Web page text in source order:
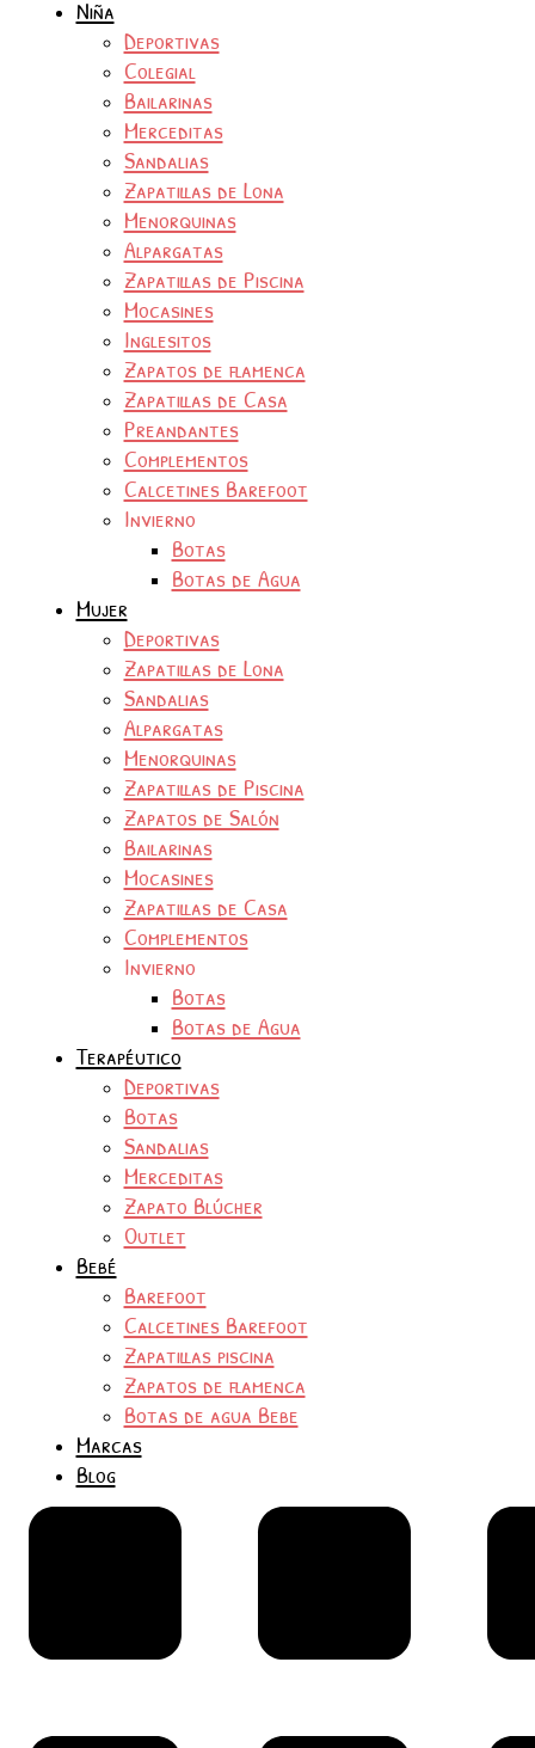
Niña
Deportivas
Colegial
Bailarinas
Merceditas
Sandalias
Zapatillas de Lona
Menorquinas
Alpargatas
Zapatillas de Piscina
Mocasines
Inglesitos
Zapatos de flamenca
Zapatillas de Casa
Preandantes
Complementos
Calcetines Barefoot
Invierno
Botas
Botas de Agua
Mujer
Deportivas
Zapatillas de Lona
Sandalias
Alpargatas
Menorquinas
Zapatillas de Piscina
Zapatos de Salón
Bailarinas
Mocasines
Zapatillas de Casa
Complementos
Invierno
Botas
Botas de Agua
Terapéutico
Deportivas
Botas
Sandalias
Merceditas
Zapato Blúcher
Outlet
Bebé
Barefoot
Calcetines Barefoot
Zapatillas piscina
Zapatos de flamenca
Botas de agua Bebe
Marcas
Blog